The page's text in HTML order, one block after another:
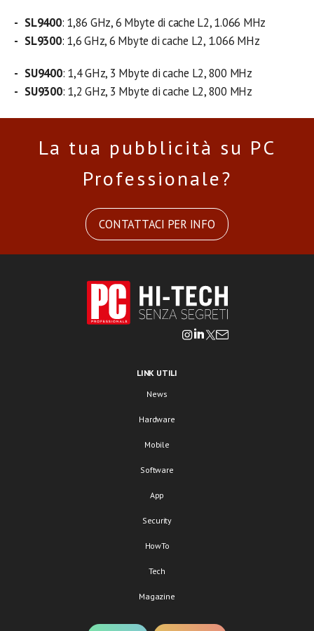
SL9400: 1,86 GHz, 6 Mbyte di cache L2, 1.066 MHz
SL9300: 1,6 GHz, 6 Mbyte di cache L2, 1.066 MHz
SU9400: 1,4 GHz, 3 Mbyte di cache L2, 800 MHz
SU9300: 1,2 GHz, 3 Mbyte di cache L2, 800 MHz
La tua pubblicità su PC
Professionale?
CONTATTACI PER INFO
LINK UTILI
News
Hardware
Mobile
Software
App
Security
HowTo
Tech
Magazine